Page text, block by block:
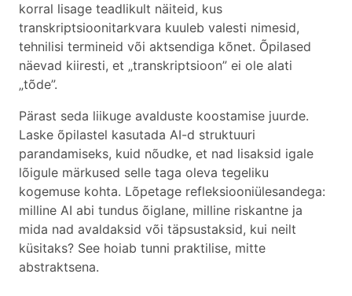
korral lisage teadlikult näiteid, kus
transkriptsioonitarkvara kuuleb valesti nimesid,
tehnilisi termineid või aktsendiga kõnet. Õpilased
näevad kiiresti, et „transkriptsioon” ei ole alati
„tõde”.
Pärast seda liikuge avalduste koostamise juurde.
Laske õpilastel kasutada AI-d struktuuri
parandamiseks, kuid nõudke, et nad lisaksid igale
lõigule märkused selle taga oleva tegeliku
kogemuse kohta. Lõpetage refleksiooniülesandega:
milline AI abi tundus õiglane, milline riskantne ja
mida nad avaldaksid või täpsustaksid, kui neilt
küsitaks? See hoiab tunni praktilise, mitte
abstraktsena.